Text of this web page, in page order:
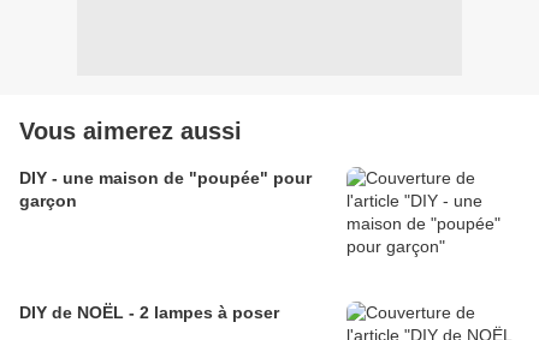
Vous aimerez aussi
DIY - une maison de "poupée" pour
garçon
DIY de NOËL - 2 lampes à poser